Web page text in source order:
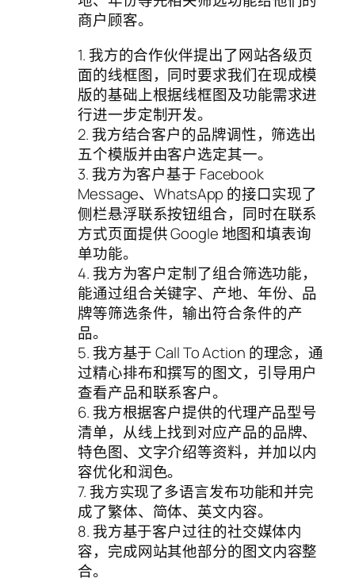
商户顾客。
1. 我方的合作伙伴提出了网站各级页
面的线框图，同时要求我们在现成模
版的基础上根据线框图及功能需求进
行进一步定制开发。
2. 我方结合客户的品牌调性，筛选出
五个模版并由客户选定其一。
3. 我方为客户基于 Facebook
Message、WhatsApp 的接口实现了
侧栏悬浮联系按钮组合，同时在联系
方式页面提供 Google 地图和填表询
单功能。
4. 我方为客户定制了组合筛选功能，
能通过组合关键字、产地、年份、品
牌等筛选条件，输出符合条件的产
品。
5. 我方基于 Call To Action 的理念，通
过精心排布和撰写的图文，引导用户
查看产品和联系客户。
6. 我方根据客户提供的代理产品型号
清单，从线上找到对应产品的品牌、
特色图、文字介绍等资料，并加以内
容优化和润色。
7. 我方实现了多语言发布功能和并完
成了繁体、简体、英文内容。
8. 我方基于客户过往的社交媒体内
容，完成网站其他部分的图文内容整
合。